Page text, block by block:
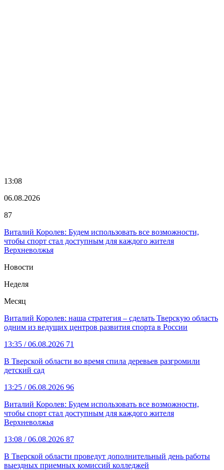
13:08
06.08.2026
87
Виталий Королев: Будем использовать все возможности,
чтобы спорт стал доступным для каждого жителя
Верхневолжья
Новости
Неделя
Месяц
Виталий Королев: наша стратегия – сделать Тверскую область
одним из ведущих центров развития спорта в России
13:35 / 06.08.2026 71
В Тверской области во время спила деревьев разгромили
детский сад
13:25 / 06.08.2026 96
Виталий Королев: Будем использовать все возможности,
чтобы спорт стал доступным для каждого жителя
Верхневолжья
13:08 / 06.08.2026 87
В Тверской области проведут дополнительный день работы
выездных приемных комиссий колледжей